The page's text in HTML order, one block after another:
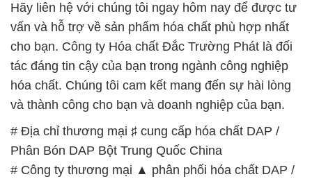
Hãy liên hệ với chúng tôi ngay hôm nay để được tư
vấn và hỗ trợ về sản phẩm hóa chất phù hợp nhất
cho bạn. Công ty Hóa chất Đắc Trường Phát là đối
tác đáng tin cậy của bạn trong ngành công nghiệp
hóa chất. Chúng tôi cam kết mang đến sự hài lòng
và thành công cho bạn và doanh nghiệp của bạn.
# Địa chỉ thương mại ♯ cung cấp hóa chất DAP /
Phân Bón DAP Bột Trung Quốc China
# Công ty thương mại ▲ phân phối hóa chất DAP /